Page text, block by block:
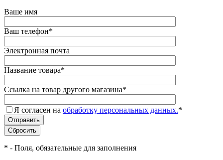
Ваше имя
Ваш телефон*
Электронная почта
Название товара*
Ссылка на товар другого магазина*
Я согласен на обработку персональных данных.*
* - Поля, обязательные для заполнения